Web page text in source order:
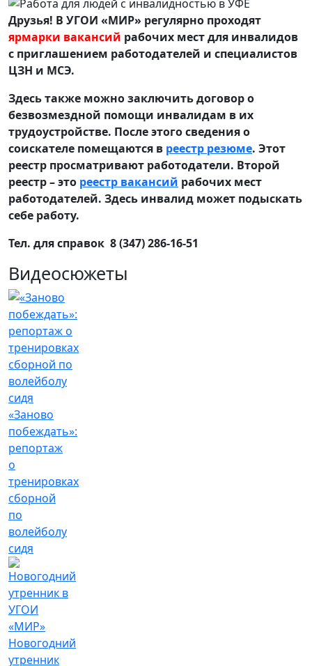
Друзья! В УГОИ «МИР» регулярно проходят
ярмарки вакансий рабочих мест для инвалидов
с приглашением работодателей и специалистов
ЦЗН и МСЭ.
Здесь также можно заключить договор о
безвозмездной помощи инвалидам в их
трудоустройстве. После этого сведения о
соискателе помещаются в реестр резюме. Этот
реестр просматривают работодатели. Второй
реестр – это реестр вакансий рабочих мест
работодателей. Здесь инвалид может подыскать
себе работу.
Тел. для справок 8 (347) 286-16-51
Видеосюжеты
«Заново
побеждать»:
репортаж
о
тренировках
сборной
по
волейболу
сидя
Новогодний
утренник